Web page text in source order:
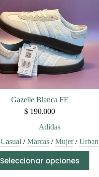
página
de
producto
Gazelle Blanca FE
$ 190.000
Adidas
Casual/Marcas/Mujer/Urban
Seleccionar opciones
producto
tiene